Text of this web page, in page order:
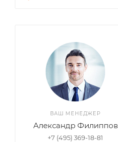
ВАШ МЕНЕДЖЕР
Александр Филиппов
+7 (495) 369-18-81